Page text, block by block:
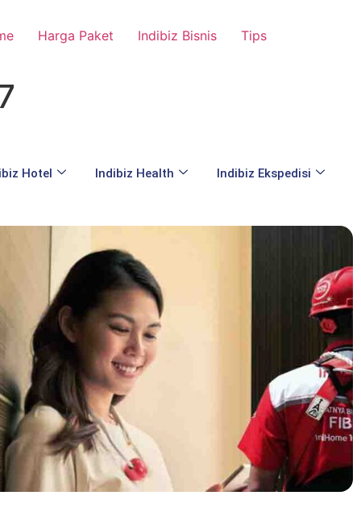
Harga Paket Indibiz Bisnis Tips
Hotel Indibiz Health Indibiz Ekspedisi